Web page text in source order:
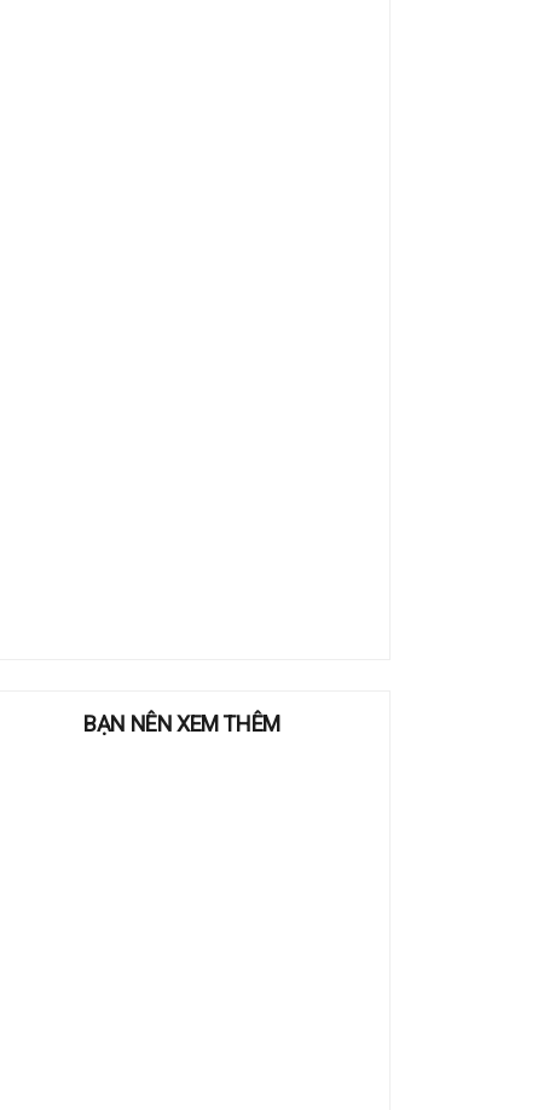
BẠN NÊN XEM THÊM